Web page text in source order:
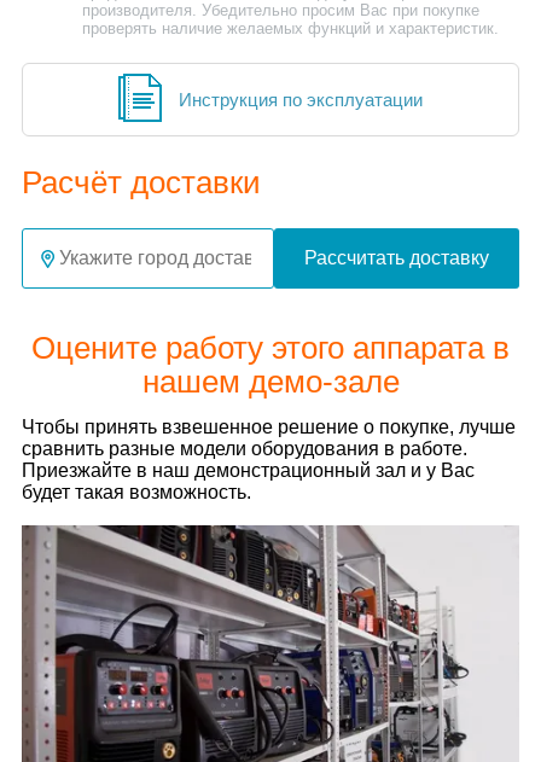
производителя. Убедительно просим Вас при покупке
проверять наличие желаемых функций и характеристик.
Инструкция по эксплуатации
Расчёт доставки
Рассчитать доставку
Оцените работу этого аппарата в
нашем демо-зале
Чтобы принять взвешенное решение о покупке, лучше
сравнить разные модели оборудования в работе.
Приезжайте в наш демонстрационный зал и у Вас
будет такая возможность.